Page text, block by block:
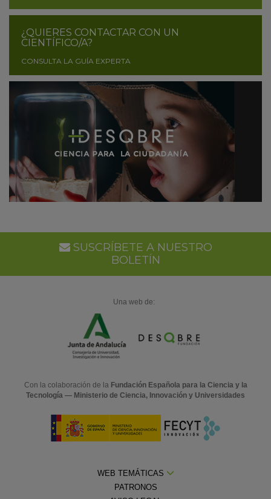
¿QUIERES CONTACTAR CON UN
CIENTÍFICO/A?
CONSULTA LA GUÍA EXPERTA
SUSCRÍBETE A NUESTRO
BOLETÍN
Una web de:
Con la colaboración de la Fundación Española para la Ciencia y la
Tecnología — Ministerio de Ciencia, Innovación y Universidades
WEB TEMÁTICAS
PATRONOS